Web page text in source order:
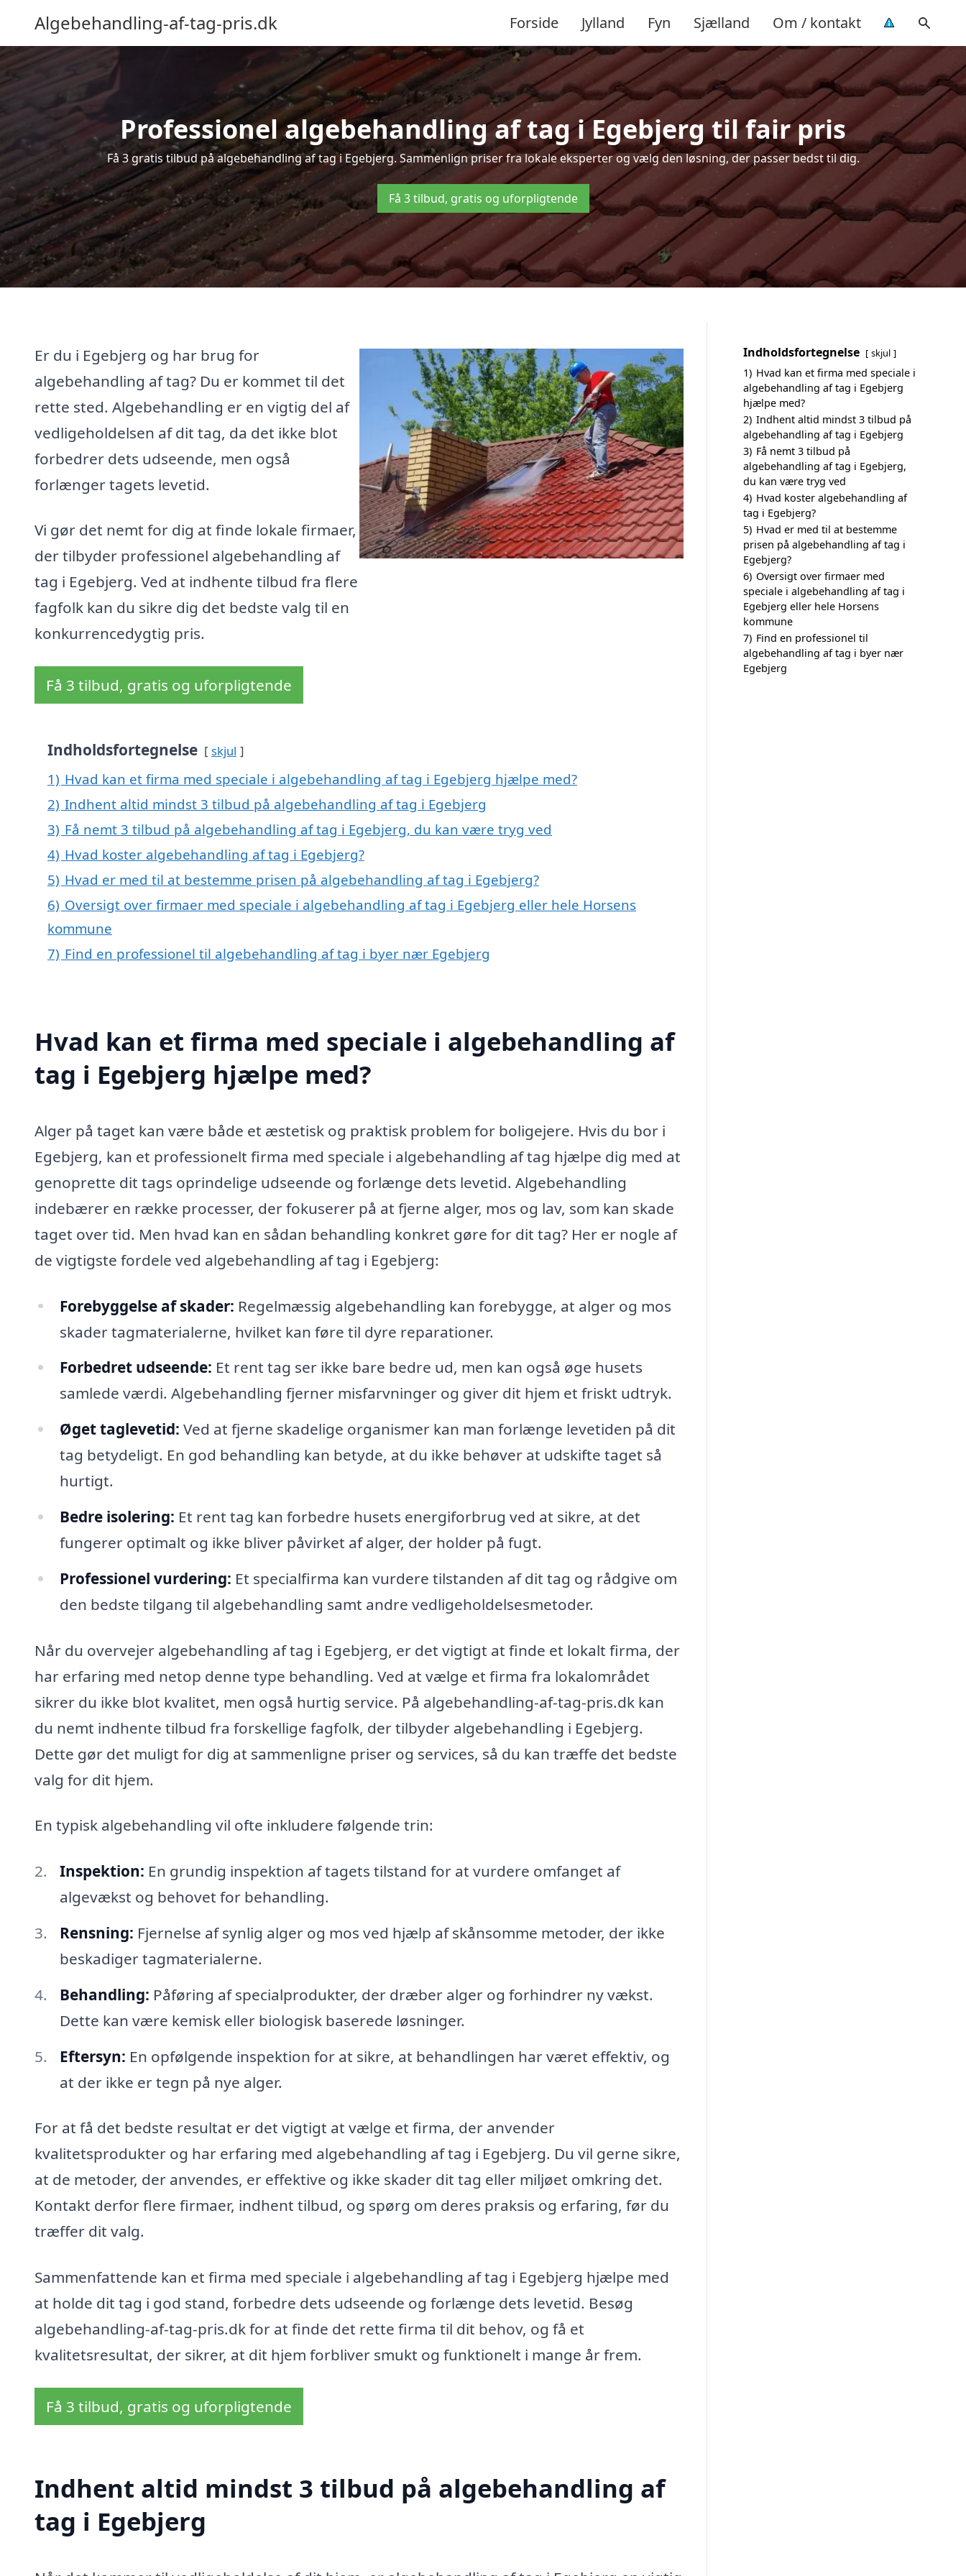
Algebehandling-af-tag-pris.dk Forside Jylland Fyn Sjælland Om / kontakt
Professionel algebehandling af tag i Egebjerg til fair pris
Få 3 gratis tilbud på algebehandling af tag i Egebjerg. Sammenlign priser fra lokale eksperter og vælg den løsning, der passer bedst til dig.
Få 3 tilbud, gratis og uforpligtende
Er du i Egebjerg og har brug for
algebehandling af tag? Du er kommet til det
rette sted. Algebehandling er en vigtig del af
vedligeholdelsen af dit tag, da det ikke blot
forbedrer dets udseende, men også
forlænger tagets levetid.
Vi gør det nemt for dig at finde lokale firmaer,
der tilbyder professionel algebehandling af
tag i Egebjerg. Ved at indhente tilbud fra flere
fagfolk kan du sikre dig det bedste valg til en
konkurrencedygtig pris.
Få 3 tilbud, gratis og uforpligtende
Indholdsfortegnelse skjul
1) Hvad kan et firma med speciale i algebehandling af tag i Egebjerg hjælpe med?
2) Indhent altid mindst 3 tilbud på algebehandling af tag i Egebjerg
3) Få nemt 3 tilbud på algebehandling af tag i Egebjerg, du kan være tryg ved
4) Hvad koster algebehandling af tag i Egebjerg?
5) Hvad er med til at bestemme prisen på algebehandling af tag i Egebjerg?
6) Oversigt over firmaer med speciale i algebehandling af tag i Egebjerg eller hele Horsens
kommune
7) Find en professionel til algebehandling af tag i byer nær Egebjerg
Hvad kan et firma med speciale i algebehandling af
tag i Egebjerg hjælpe med?
Alger på taget kan være både et æstetisk og praktisk problem for boligejere. Hvis du bor i
Egebjerg, kan et professionelt firma med speciale i algebehandling af tag hjælpe dig med at
genoprette dit tags oprindelige udseende og forlænge dets levetid. Algebehandling
indebærer en række processer, der fokuserer på at fjerne alger, mos og lav, som kan skade
taget over tid. Men hvad kan en sådan behandling konkret gøre for dit tag? Her er nogle af
de vigtigste fordele ved algebehandling af tag i Egebjerg:
Forebyggelse af skader: Regelmæssig algebehandling kan forebygge, at alger og mos
skader tagmaterialerne, hvilket kan føre til dyre reparationer.
Forbedret udseende: Et rent tag ser ikke bare bedre ud, men kan også øge husets
samlede værdi. Algebehandling fjerner misfarvninger og giver dit hjem et friskt udtryk.
Øget taglevetid: Ved at fjerne skadelige organismer kan man forlænge levetiden på dit
tag betydeligt. En god behandling kan betyde, at du ikke behøver at udskifte taget så
hurtigt.
Bedre isolering: Et rent tag kan forbedre husets energiforbrug ved at sikre, at det
fungerer optimalt og ikke bliver påvirket af alger, der holder på fugt.
Professionel vurdering: Et specialfirma kan vurdere tilstanden af dit tag og rådgive om
den bedste tilgang til algebehandling samt andre vedligeholdelsesmetoder.
Når du overvejer algebehandling af tag i Egebjerg, er det vigtigt at finde et lokalt firma, der
har erfaring med netop denne type behandling. Ved at vælge et firma fra lokalområdet
sikrer du ikke blot kvalitet, men også hurtig service. På algebehandling-af-tag-pris.dk kan
du nemt indhente tilbud fra forskellige fagfolk, der tilbyder algebehandling i Egebjerg.
Dette gør det muligt for dig at sammenligne priser og services, så du kan træffe det bedste
valg for dit hjem.
En typisk algebehandling vil ofte inkludere følgende trin:
Inspektion: En grundig inspektion af tagets tilstand for at vurdere omfanget af
algevækst og behovet for behandling.
Rensning: Fjernelse af synlig alger og mos ved hjælp af skånsomme metoder, der ikke
beskadiger tagmaterialerne.
Behandling: Påføring af specialprodukter, der dræber alger og forhindrer ny vækst.
Dette kan være kemisk eller biologisk baserede løsninger.
Eftersyn: En opfølgende inspektion for at sikre, at behandlingen har været effektiv, og
at der ikke er tegn på nye alger.
For at få det bedste resultat er det vigtigt at vælge et firma, der anvender
kvalitetsprodukter og har erfaring med algebehandling af tag i Egebjerg. Du vil gerne sikre,
at de metoder, der anvendes, er effektive og ikke skader dit tag eller miljøet omkring det.
Kontakt derfor flere firmaer, indhent tilbud, og spørg om deres praksis og erfaring, før du
træffer dit valg.
Sammenfattende kan et firma med speciale i algebehandling af tag i Egebjerg hjælpe med
at holde dit tag i god stand, forbedre dets udseende og forlænge dets levetid. Besøg
algebehandling-af-tag-pris.dk for at finde det rette firma til dit behov, og få et
kvalitetsresultat, der sikrer, at dit hjem forbliver smukt og funktionelt i mange år frem.
Få 3 tilbud, gratis og uforpligtende
Indhent altid mindst 3 tilbud på algebehandling af
tag i Egebjerg
Indholdsfortegnelse skjul
1) Hvad kan et firma med speciale i
algebehandling af tag i Egebjerg
hjælpe med?
2) Indhent altid mindst 3 tilbud på
algebehandling af tag i Egebjerg
3) Få nemt 3 tilbud på
algebehandling af tag i Egebjerg,
du kan være tryg ved
4) Hvad koster algebehandling af
tag i Egebjerg?
5) Hvad er med til at bestemme
prisen på algebehandling af tag i
Egebjerg?
6) Oversigt over firmaer med
speciale i algebehandling af tag i
Egebjerg eller hele Horsens
kommune
7) Find en professionel til
algebehandling af tag i byer nær
Egebjerg